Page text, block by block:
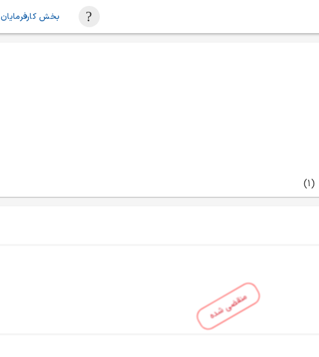
بخش کارفرمایان
(1)
منقضی شده